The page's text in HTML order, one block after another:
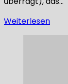
Weiterlesen